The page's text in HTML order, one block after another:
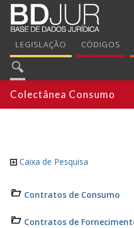
LEGISLAÇÃO CÓDIGOS
Colectânea Consumo
Caixa de Pesquisa
Contratos de Consumo
Contratos de